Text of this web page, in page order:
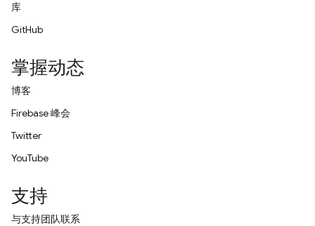
库
GitHub
掌握动态
博客
Firebase 峰会
Twitter
YouTube
支持
与支持团队联系